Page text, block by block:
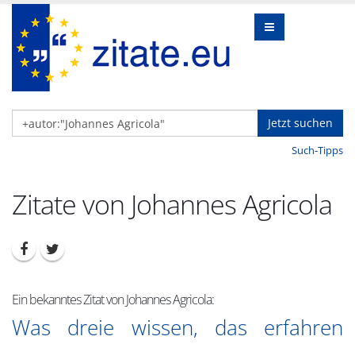
Jetzt suchen
Such-Tipps
Zitate von Johannes Agricola
Ein bekanntes Zitat von Johannes Agricola:
Was dreie wissen, das erfahren